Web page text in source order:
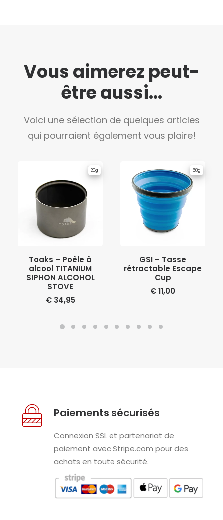
Vous aimerez peut-
être aussi...
Voici une sélection de quelques articles
qui pourraient également vous plaire!
20g
AJOUTER AU PANIER
Toaks – Poêle à
alcool TITANIUM
SIPHON ALCOHOL
STOVE
€34,95
68g
AJOUTER AU PANIER
GSI – Tasse
rétractable Escape
Cup
€11,00
Paiements sécurisés
Connexion SSL et partenariat de
paiement avec Stripe.com pour des
achats en toute sécurité.